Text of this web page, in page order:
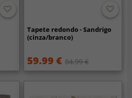
Tapete redondo - Sandrigo
(cinza/branco)
59.99 € 84.99 €